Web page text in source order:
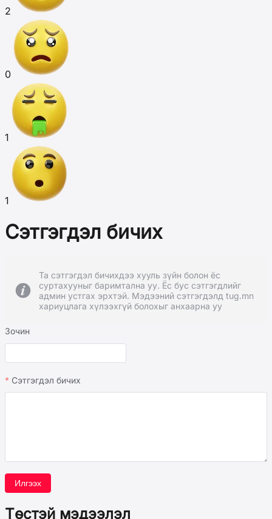
2
0
1
1
Сэтгэгдэл бичих
Та сэтгэгдэл бичихдээ хууль зүйн болон ёс
суртахууныг баримтална уу. Ёс бус сэтгэгдлийг
админ устгах эрхтэй. Мэдээний сэтгэгдэлд tug.mn
хариуцлага хүлээхгүй болохыг анхаарна уу
Зочин
Сэтгэгдэл бичих
Илгээх
Төстэй мэдээлэл